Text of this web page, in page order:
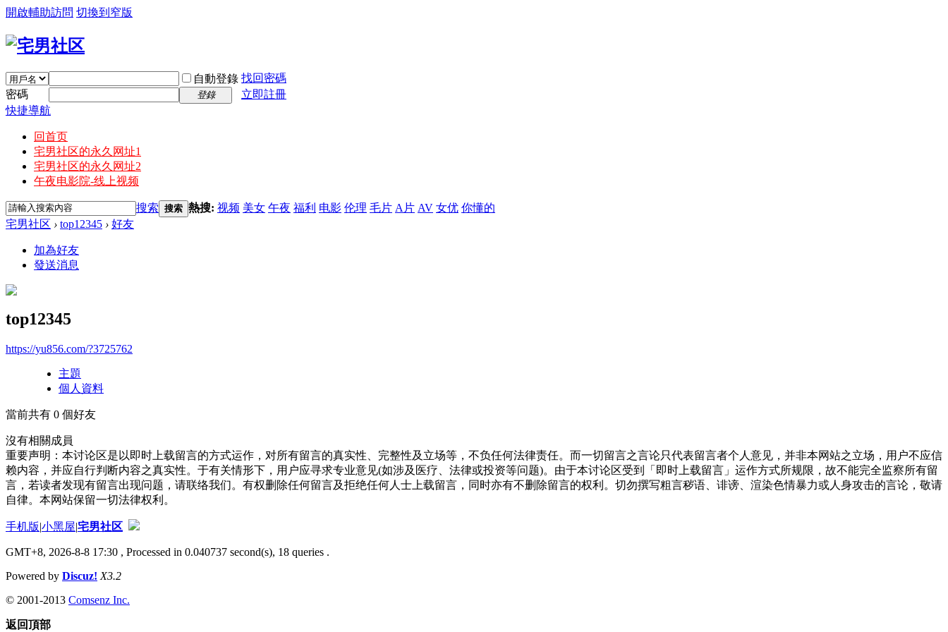
開啟輔助訪問 切換到窄版
自動登錄 找回密碼
密碼
登錄
立即註冊
快捷導航
回首页
宅男社区的永久网址1
宅男社区的永久网址2
午夜电影院-线上视频
搜索 搜索 熱搜: 视频 美女 午夜 福利 电影 伦理 毛片 A片 AV 女优 你懂的
宅男社区 › top12345 › 好友
加為好友
發送消息
top12345
https://yu856.com/?3725762
主題
個人資料
當前共有 0 個好友
沒有相關成員
重要声明：本讨论区是以即时上载留言的方式运作，对所有留言的真实性、完整性及立场等，不负任何法律责任。而一切留言之言论只代表留言者个人意见，并非本网站之立场，用户不应信
赖内容，并应自行判断内容之真实性。于有关情形下，用户应寻求专业意见(如涉及医疗、法律或投资等问题)。由于本讨论区受到「即时上载留言」运作方式所规限，故不能完全监察所有留
言，若读者发现有留言出现问题，请联络我们。有权删除任何留言及拒绝任何人士上载留言，同时亦有不删除留言的权利。切勿撰写粗言秽语、诽谤、渲染色情暴力或人身攻击的言论，敬请
自律。本网站保留一切法律权利。
手机版|小黑屋|宅男社区
GMT+8, 2026-8-8 17:30 , Processed in 0.040737 second(s), 18 queries .
Powered by Discuz! X3.2
© 2001-2013 Comsenz Inc.
返回頂部